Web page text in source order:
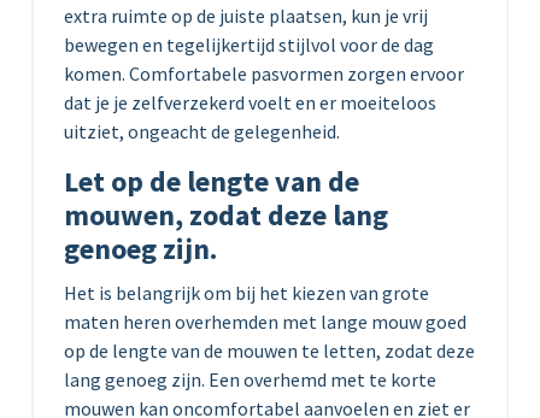
extra ruimte op de juiste plaatsen, kun je vrij
bewegen en tegelijkertijd stijlvol voor de dag
komen. Comfortabele pasvormen zorgen ervoor
dat je je zelfverzekerd voelt en er moeiteloos
uitziet, ongeacht de gelegenheid.
Let op de lengte van de
mouwen, zodat deze lang
genoeg zijn.
Het is belangrijk om bij het kiezen van grote
maten heren overhemden met lange mouw goed
op de lengte van de mouwen te letten, zodat deze
lang genoeg zijn. Een overhemd met te korte
mouwen kan oncomfortabel aanvoelen en ziet er